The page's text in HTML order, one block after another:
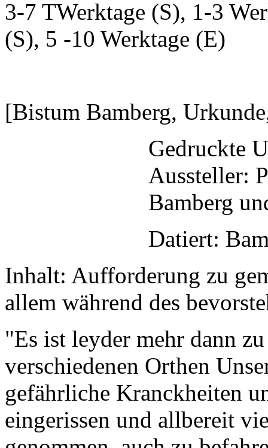
3-7 TWerktage (S), 1-3
(S), 5 -10 Werktage (E)
[Bistum Bamberg,
Gedruckte
Aussteller:
Bamberg
Datiert:
Inhalt: Aufforderung zu
allem während des
"Es ist leyder mehr dann
verschiedenen Orthen
gefährliche Kranckheiten
eingerissen und allbereit